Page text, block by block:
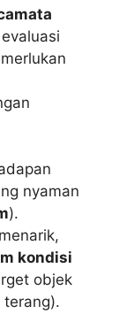
nyaman
).
kondisi
objek
terang).